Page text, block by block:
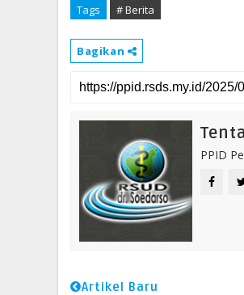
Tags # Berita
Bagikan
PPID
Artikel Baru